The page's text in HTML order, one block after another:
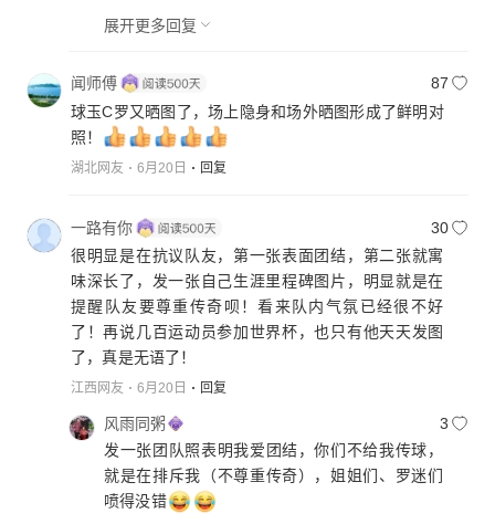
展开更多回复
闻师傅
87
球玉C罗又晒图了，场上隐身和场外晒图形成了鲜明对
照！
湖北网友 6月20日 回复
一路有你
30
很明显是在抗议队友，第一张表面团结，第二张就寓
味深长了，发一张自己生涯里程碑图片，明显就是在
提醒队友要尊重传奇呗！看来队内气氛已经很不好
了！再说几百运动员参加世界杯，也只有他天天发图
了，真是无语了！
江西网友 6月20日 回复
风雨同粥
3
发一张团队照表明我爱团结，你们不给我传球，
就是在排斥我（不尊重传奇），姐姐们、罗迷们
喷得没错